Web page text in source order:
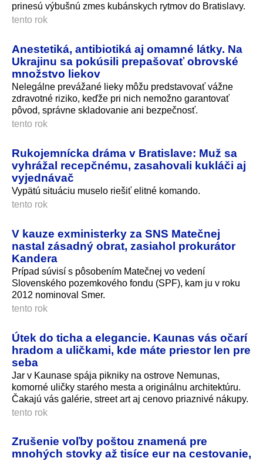
prinesú výbušnú zmes kubánskych rytmov do Bratislavy.
tento rok
Anestetiká, antibiotiká aj omamné látky. Na
Ukrajinu sa pokúsili prepašovať obrovské
množstvo liekov
Nelegálne prevážané lieky môžu predstavovať vážne
zdravotné riziko, keďže pri nich nemožno garantovať
pôvod, správne skladovanie ani bezpečnosť.
tento rok
Rukojemnícka dráma v Bratislave: Muž sa
vyhrážal recepčnému, zasahovali kukláči aj
vyjednávač
Vypätú situáciu muselo riešiť elitné komando.
tento rok
V kauze exministerky za SNS Matečnej
nastal zásadný obrat, zasiahol prokurátor
Kandera
Prípad súvisí s pôsobením Matečnej vo vedení
Slovenského pozemkového fondu (SPF), kam ju v roku
2012 nominoval Smer.
tento rok
Útek do ticha a elegancie. Kaunas vás očarí
hradom a uličkami, kde máte priestor len pre
seba
Jar v Kaunase spája pikniky na ostrove Nemunas,
komorné uličky starého mesta a originálnu architektúru.
Čakajú vás galérie, street art aj cenovo priaznivé nákupy.
tento rok
Zrušenie voľby poštou znamená pre
mnohých stovky až tisíce eur na cestovanie,